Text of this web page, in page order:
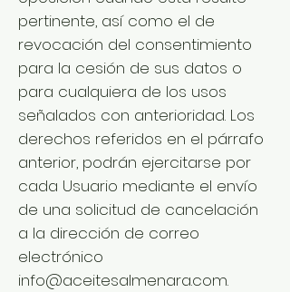
pertinente, así como el de
revocación del consentimiento
para la cesión de sus datos o
para cualquiera de los usos
señalados con anterioridad. Los
derechos referidos en el párrafo
anterior, podrán ejercitarse por
cada Usuario mediante el envío
de una solicitud de cancelación
a la dirección de correo
electrónico
info@aceitesalmenara.com.